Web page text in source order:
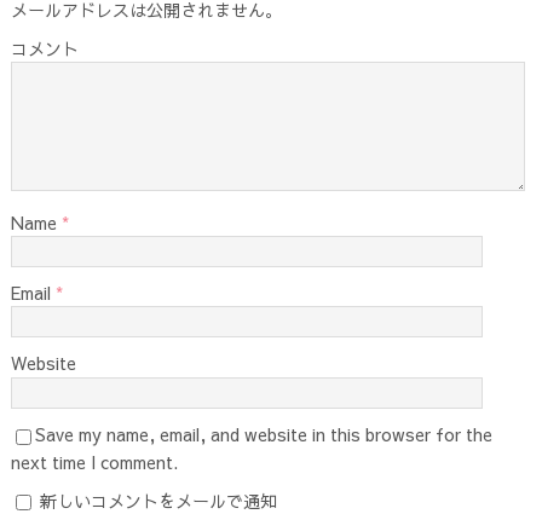
メールアドレスは公開されません。
コメント
Name *
Email *
Website
Save my name, email, and website in this browser for the
next time I comment.
新しいコメントをメールで通知